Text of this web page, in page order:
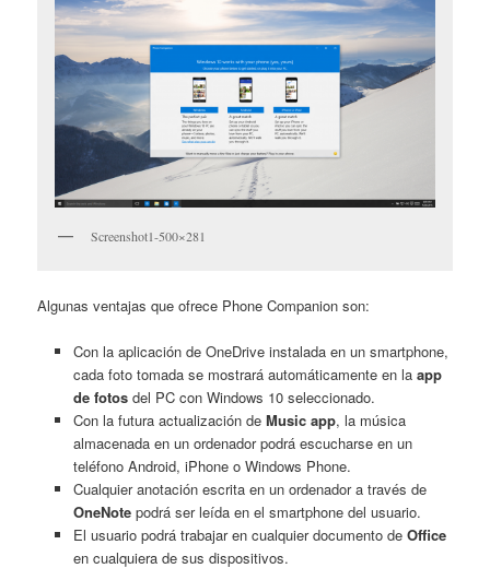
Screenshot1-500×281
Algunas ventajas que ofrece Phone Companion son:
Con la aplicación de OneDrive instalada en un smartphone,
cada foto tomada se mostrará automáticamente en la app
de fotosdel PC con Windows 10 seleccionado.
Con la futura actualización de Music app, la música
almacenada en un ordenador podrá escucharse en un
teléfono Android, iPhone o Windows Phone.
Cualquier anotación escrita en un ordenador a través de
OneNote podrá ser leída en el smartphone del usuario.
El usuario podrá trabajar en cualquier documento de Office
en cualquiera de sus dispositivos.